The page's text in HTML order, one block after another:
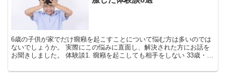
6歳の子供が家でだけ癇癪を起こすことについて悩む方は多いのでは
ないでしょうか。 実際にこの悩みに直面し、解決された方にお話を
お聞きしました。 体験談1. 癇癪を起こしても相手をしない 33歳・女